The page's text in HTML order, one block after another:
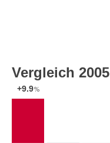
Vergleich 2005
+9.9%